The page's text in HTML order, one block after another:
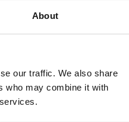
About
our traffic. We also share
who may combine it with
apprenne et